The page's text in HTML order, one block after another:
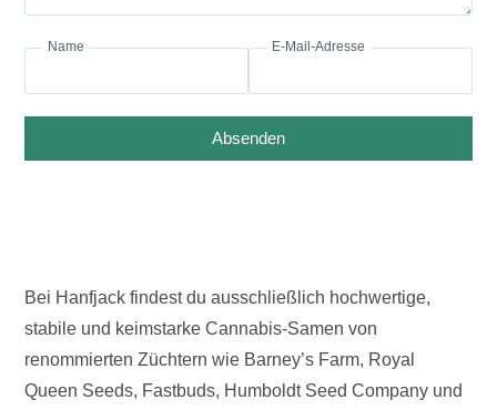
Name E-Mail-Adresse
Absenden
Bei Hanfjack findest du ausschließlich hochwertige,
stabile und keimstarke Cannabis-Samen von
renommierten Züchtern wie Barney’s Farm, Royal
Queen Seeds, Fastbuds, Humboldt Seed Company und